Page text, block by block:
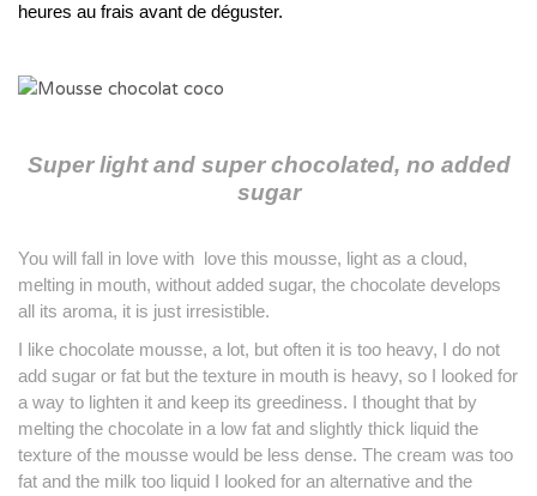
heures au frais avant de déguster.
Super light and super chocolated, no added
sugar
You will fall in love with love this mousse, light as a cloud,
melting in mouth, without added sugar, the chocolate develops
all its aroma, it is just irresistible.
I like chocolate mousse, a lot, but often it is too heavy, I do not
add sugar or fat but the texture in mouth is heavy, so I looked for
a way to lighten it and keep its greediness. I thought that by
melting the chocolate in a low fat and slightly thick liquid the
texture of the mousse would be less dense. The cream was too
fat and the milk too liquid I looked for an alternative and the